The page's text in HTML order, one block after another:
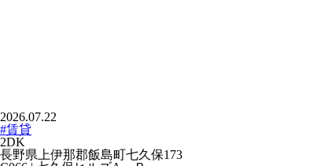
2026.07.22
#賃貸
2DK
長野県上伊那郡飯島町七久保173